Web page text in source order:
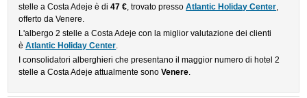
stelle a Costa Adeje è di47 €, trovato pressoAtlantic Holiday Center,
offerto da Venere.
L'albergo 2 stelle a Costa Adeje con la miglior valutazione dei clienti
èAtlantic Holiday Center.
I consolidatori alberghieri che presentano il maggior numero di hotel 2
stelle a Costa Adeje attualmente sonoVenere.